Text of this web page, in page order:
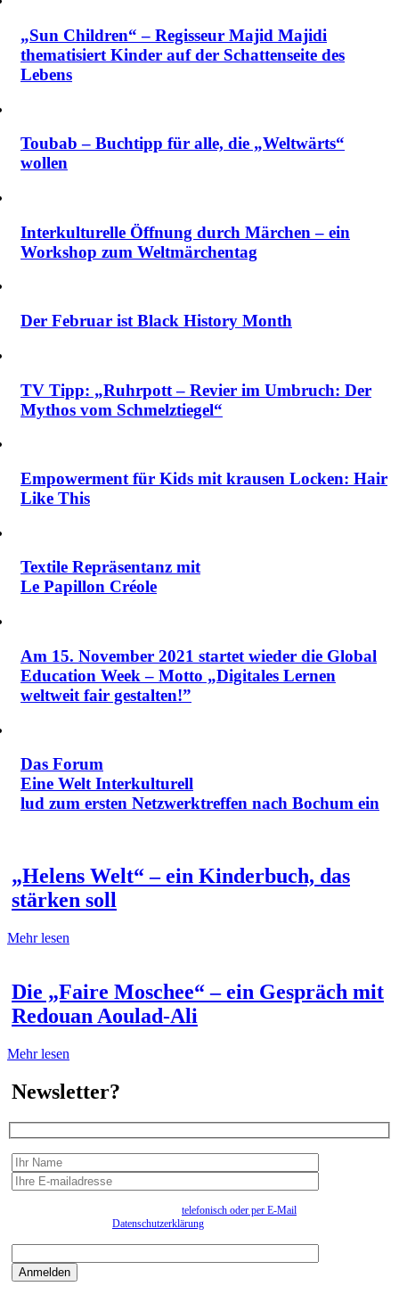
„Sun Children“ – Regisseur Majid Majidi
thematisiert Kinder auf der Schattenseite des
Lebens
Toubab – Buchtipp für alle, die „Weltwärts“
wollen
Interkulturelle Öffnung durch Märchen – ein
Workshop zum Weltmärchentag
Der Februar ist Black History Month
TV Tipp: „Ruhrpott – Revier im Umbruch: Der
Mythos vom Schmelztiegel“
Empowerment für Kids mit krausen Locken: Hair
Like This
Textile Repräsentanz mit
Le Papillon Créole
Am 15. November 2021 startet wieder die Global
Education Week ‒ Motto „Digitales Lernen
weltweit fair gestalten!”
Das Forum
Eine Welt Interkulturell
lud zum ersten Netzwerktreffen nach Bochum ein
„Helens Welt“ – ein Kinderbuch, das
stärken soll
Mehr lesen
Die „Faire Moschee“ – ein Gespräch mit
Redouan Aoulad-Ali
Mehr lesen
Newsletter?
telefonisch oder per E-Mail
Datenschutzerklärung